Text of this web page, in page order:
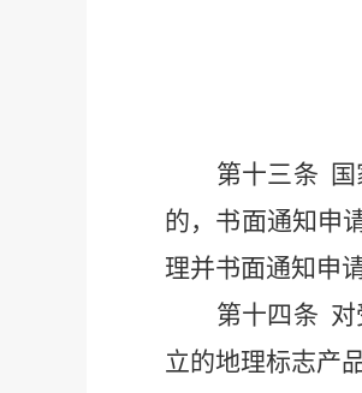
第十三条
的，书面通知申
理并书面通知申请
第十四条
立的地理标志产